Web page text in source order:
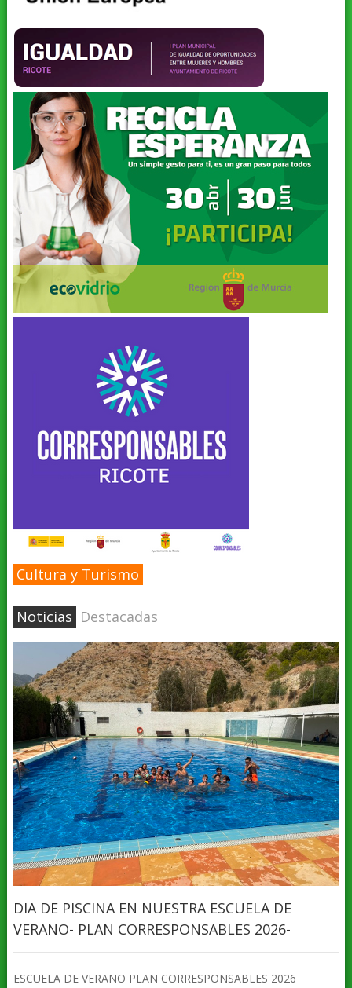
Cultura y Turismo
Noticias Destacadas
DIA DE PISCINA EN NUESTRA ESCUELA DE
VERANO- PLAN CORRESPONSABLES 2026-
ESCUELA DE VERANO PLAN CORRESPONSABLES 2026